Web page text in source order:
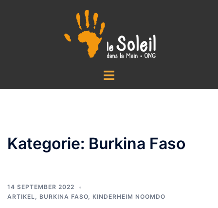
Menü
Kategorie: Burkina Faso
14 SEPTEMBER 2022
ARTIKEL, BURKINA FASO, KINDERHEIM NOOMDO